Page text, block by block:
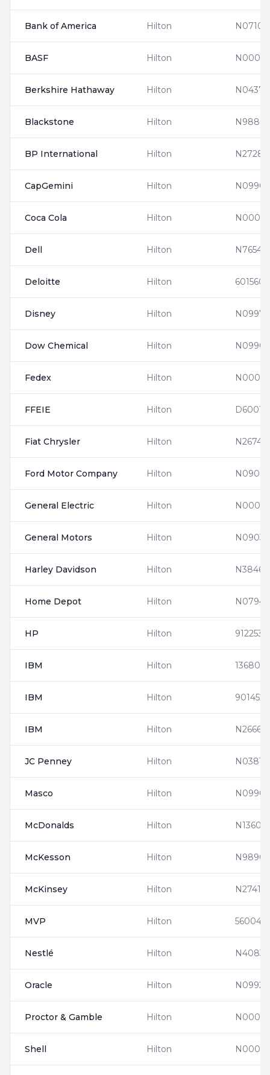
Bank of America Hilton
BASF Hilton
Berkshire Hathaway Hilton
Blackstone Hilton
BP International Hilton
CapGemini Hilton
Coca Cola Hilton
Dell Hilton
Deloitte Hilton 601560
Disney Hilton
Dow Chemical Hilton
Fedex Hilton
FFEIE Hilton
Fiat Chrysler Hilton
Ford Motor Company Hilton
General Electric Hilton
General Motors Hilton
Harley Davidson Hilton
Home Depot Hilton
HP Hilton 9122532
IBM Hilton
IBM Hilton 901452
IBM Hilton
JC Penney Hilton
Masco Hilton
McDonalds Hilton
McKesson Hilton
McKinsey Hilton
MVP Hilton
Nestlé Hilton
Oracle Hilton
Proctor & Gamble Hilton
Shell Hilton